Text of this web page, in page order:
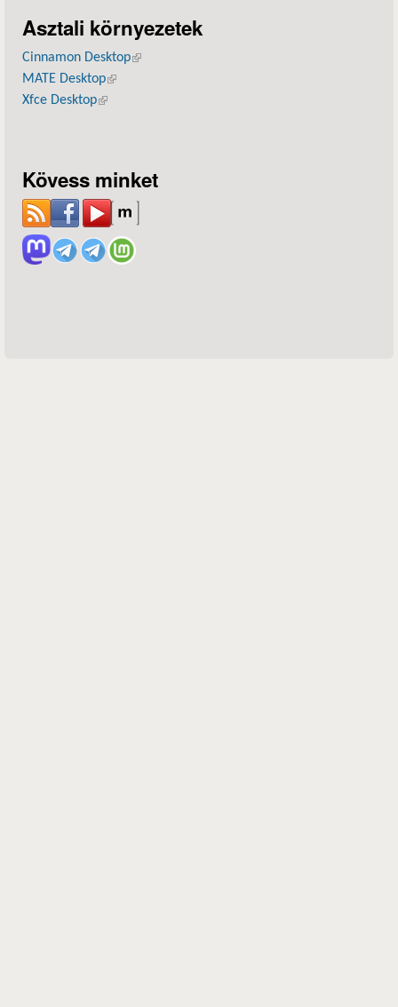
Asztali környezetek
Cinnamon Desktop(külső hivatkozás)
MATE Desktop(külső hivatkozás)
Xfce Desktop(külső hivatkozás)
Kövess minket